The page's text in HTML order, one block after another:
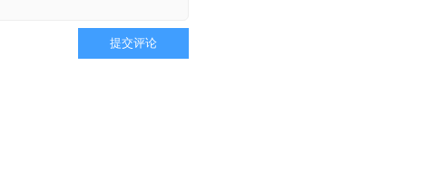
提交评论